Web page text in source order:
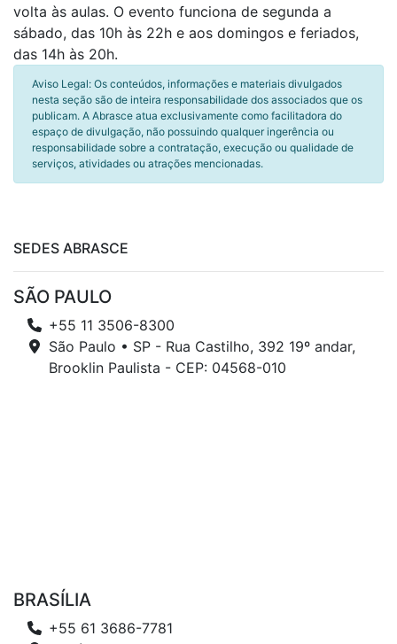
volta às aulas. O evento funciona de segunda a
sábado, das 10h às 22h e aos domingos e feriados,
das 14h às 20h.
Aviso Legal: Os conteúdos, informações e materiais divulgados
nesta seção são de inteira responsabilidade dos associados que os
publicam. A Abrasce atua exclusivamente como facilitadora do
espaço de divulgação, não possuindo qualquer ingerência ou
responsabilidade sobre a contratação, execução ou qualidade de
serviços, atividades ou atrações mencionadas.
SEDES ABRASCE
SÃO PAULO
+55 11 3506-8300
São Paulo • SP - Rua Castilho, 392 19º andar,
Brooklin Paulista - CEP: 04568-010
BRASÍLIA
+55 61 3686-7781